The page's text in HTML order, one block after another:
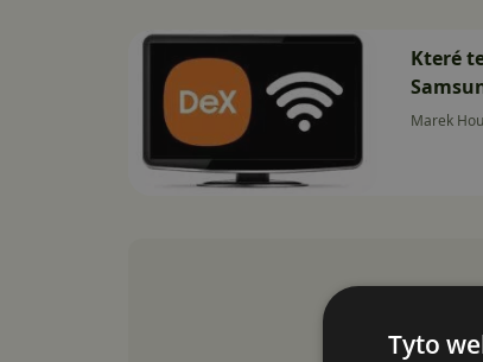
Které
Marek
Tyto